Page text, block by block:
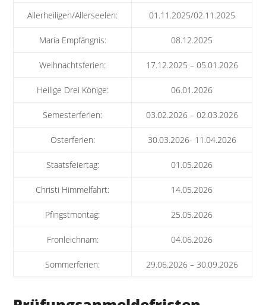
Allerheiligen/Allerseelen: 01.11.2025/02.11.2025
Maria Empfängnis: 08.12.2025
Weihnachtsferien: 17.12.2025 – 05.01.2026
Heilige Drei Könige: 06.01.2026
Semesterferien: 03.02.2026 – 02.03.2026
Osterferien: 30.03.2026- 11.04.2026
Staatsfeiertag: 01.05.2026
Christi Himmelfahrt: 14.05.2026
Pfingstmontag: 25.05.2026
Fronleichnam: 04.06.2026
Sommerferien: 29.06.2026 – 30.09.2026